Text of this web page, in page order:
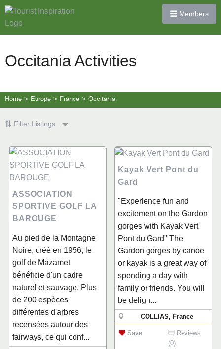
Members
Occitania Activities
Home > Europe > France > Occitania
Filter Listings
ASSOCIATION
SPORTIVE GOLF LA
BAROUGE
Au pied de la Montagne
Noire, créé en 1956, le
golf de Mazamet
bénéficie d'un cadre
naturel et sauvage. Plus
de 200 espèces
différentes d'arbres
recensées autour des
fairways, ce qui conf...
Kayak Vert Pont du
Gard
"Experience fun and
excitement on the Gardon
gorges with Kayak Vert
Pont du Gard" The
Gardon gorges by canoe
or kayak is a great way of
spending a day with
family or friends. You will
be deligh...
COLLIAS, France
Save
Reviews
(0)